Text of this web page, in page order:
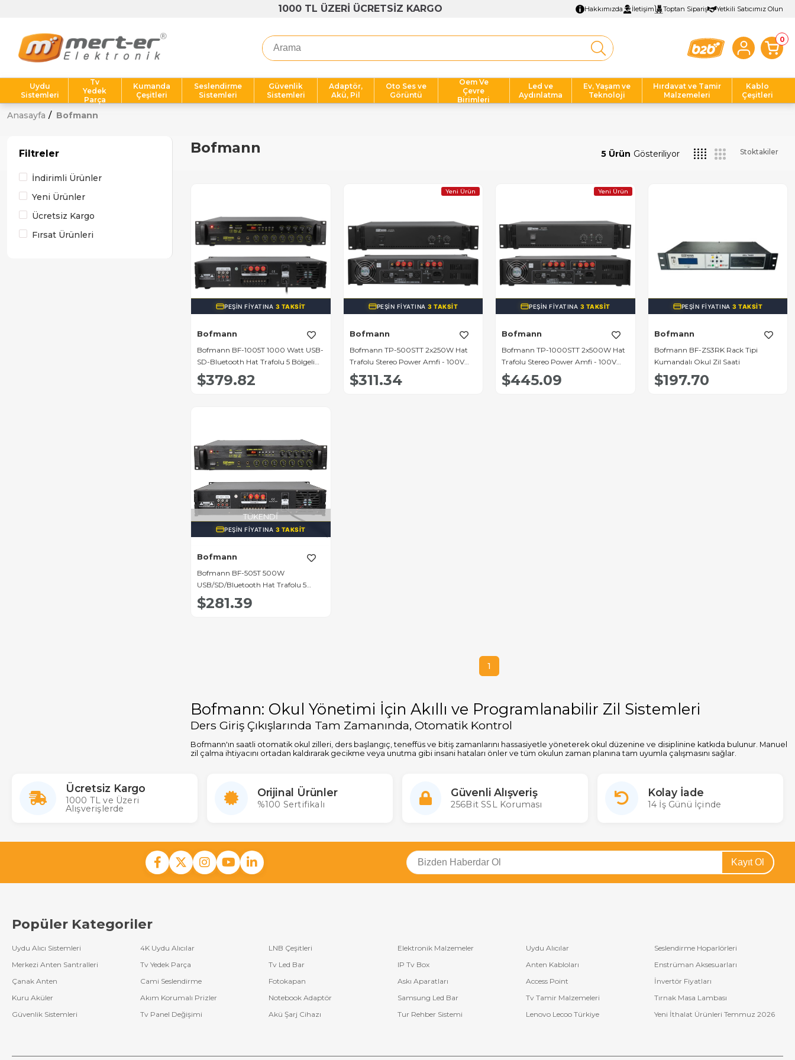
TOPLU ALIMLARA AVANTAJLI FİYATLAR Hakkımızda İletişim Toptan Sipariş Yetkili Satıcımız Olun
0
Uydu
Sistemleri
Tv
Yedek
Parça
Kumanda
Çeşitleri
Seslendirme
Sistemleri
Güvenlik
Sistemleri
Adaptör,
Akü, Pil
Oto Ses ve
Görüntü
Oem Ve
Çevre
Birimleri
Led ve
Aydınlatma
Ev, Yaşam ve
Teknoloji
Hırdavat ve Tamir
Malzemeleri
Kablo
Çeşitleri
Anasayfa Bofmann
Filtreler
İndirimli Ürünler
Yeni Ürünler
Ücretsiz Kargo
Fırsat Ürünleri
Bofmann Stoktakiler
5 Ürün
PEŞIN FIYATINA 3 TAKSIT
Bofmann
Bofmann BF-1005T 1000 Watt USB-
SD-Bluetooth Hat Trafolu 5 Bölgeli
Mixer Anfi
$379.82
PEŞIN FIYATINA 3 TAKSIT
Bofmann
Bofmann TP-500STT 2x250W Hat
Trafolu Stereo Power Amfi - 100V
Profesyonel Ses Sistemi
$311.34
Yeni Ürün
PEŞIN FIYATINA 3 TAKSIT
Bofmann
Bofmann TP-1000STT 2x500W Hat
Trafolu Stereo Power Amfi - 100V
Profesyonel Ses Sistemi
$445.09
Yeni Ürün
PEŞIN FIYATINA 3 TAKSIT
Bofmann
Bofmann BF-ZS3RK Rack Tipi
Kumandalı Okul Zil Saati
$197.70
TÜKENDI
PEŞIN FIYATINA 3 TAKSIT
Bofmann
Bofmann BF-505T 500W
USB/SD/Bluetooth Hat Trafolu 5
Bölgeli Mixer Amfi
$281.39
1
Bofmann: Okul Yönetimi İçin Akıllı ve Programlanabilir Zil Sistemleri
Ders Giriş Çıkışlarında Tam Zamanında, Otomatik Kontrol
Bofmann'ın saatli otomatik okul zilleri, ders başlangıç, teneffüs ve bitiş zamanlarını hassasiyetle yöneterek okul düzenine ve disiplinine katkıda bulunur. Manuel
zil çalma ihtiyacını ortadan kaldırarak gecikme veya unutma gibi insani hataları önler ve tüm okulun zaman planına tam uyumla çalışmasını sağlar.
Kullanıcı dostu LCD ekranı ve basit arayüzü sayesinde, haftanın her günü için farklı zil programları kolayca ayarlanabilir. Cuma günleri için kısa program, sınav
haftaları için özel zamanlamalar veya tören günleri için farklı düzenlemeler saniyeler içinde tanımlanabilir.
Mevcut Sistemlerle Tam Uyumlu
Bofmann otomatik zil saatleri, okullarda hali hazırda bulunan mevcut zil, anfi veya anons sistemleriyle sorunsuz bir şekilde entegre olacak şekilde
Dayanıklı ve Güvenilir Yapı
Okul gibi yoğun ve kesintisiz çalışma gerektiren ortamlar için tasarlanan Bofmann ürünleri, kaliteli bileşenleri ve dayanıklı kasası ile uzun yıllar boyunca
Ücretsiz Kargo
1000 TL ve Üzeri
Alışverişlerde
Orijinal Ürünler
%100 Sertifikalı
Güvenli Alışveriş
256Bit SSL Koruması
Kolay İade
14 İş Günü İçinde
Kayıt Ol
Popüler Kategoriler
Uydu Alıcı Sistemleri 4K Uydu Alıcılar LNB Çeşitleri Elektronik Malzemeler Uydu Alıcılar
Seslendirme Hoparlörleri
Merkezi Anten Santralleri
Tv Yedek Parça Tv Led Bar IP Tv Box Anten Kabloları
Enstrüman Aksesuarları
Çanak Anten
Cami Seslendirme Fotokapan Askı Aparatları Access Point
İnvertör Fiyatları
Kuru Aküler
Akım Korumalı Prizler Notebook Adaptör Samsung Led Bar Tv Tamir Malzemeleri
Tırnak Masa Lambası
Güvenlik Sistemleri
Tv Panel Değişimi Akü Şarj Cihazı Tur Rehber Sistemi Lenovo Lecoo Türkiye Yeni İthalat Ürünleri Temmuz 2026